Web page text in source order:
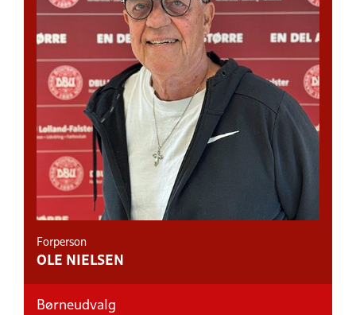
Forperson
OLE NIELSEN
Børneudvalg